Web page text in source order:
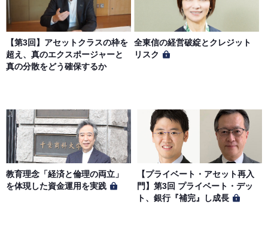
【第3回】アセットクラスの枠を
超え、真のエクスポージャーと
真の分散をどう確保するか
全東信の経営破綻とクレジット
リスク
教育理念「経済と倫理の両立」
を体現した資金運用を実践
【プライベート・アセット再入
門】第3回 プライベート・デッ
ト、銀行『補完』し成長